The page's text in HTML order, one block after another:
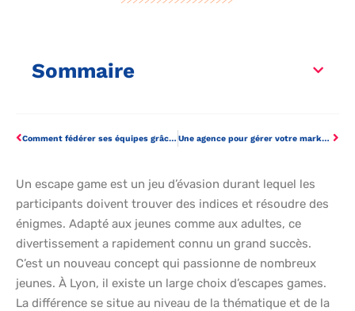
Sommaire
Comment fédérer ses équipes grâce à un escape-game? Une agence pour gérer votre marketing numérique
Un escape game est un jeu d’évasion durant lequel les
participants doivent trouver des indices et résoudre des
énigmes. Adapté aux jeunes comme aux adultes, ce
divertissement a rapidement connu un grand succès.
C’est un nouveau concept qui passionne de nombreux
jeunes. À Lyon, il existe un large choix d’escapes games.
La différence se situe au niveau de la thématique et de la